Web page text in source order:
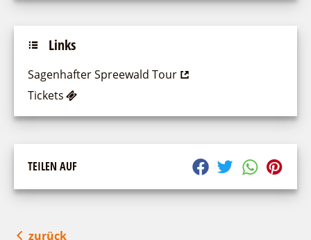
Links
Sagenhafter Spreewald Tour
Tickets
TEILEN AUF
zurück